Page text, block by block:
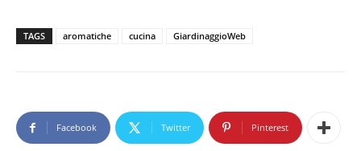
TAGS aromatiche cucina GiardinaggioWeb
Facebook Twitter Pinterest